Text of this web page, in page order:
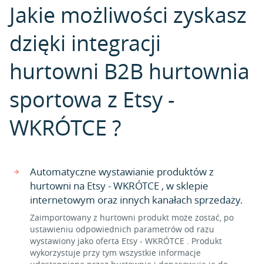
Jakie możliwości zyskasz
dzięki integracji
hurtowni B2B hurtownia
sportowa z Etsy -
WKRÓTCE ?
Automatyczne wystawianie produktów z
hurtowni na Etsy - WKRÓTCE , w sklepie
internetowym oraz innych kanałach sprzedaży.
Zaimportowany z hurtowni produkt może zostać, po
ustawieniu odpowiednich parametrów od razu
wystawiony jako oferta Etsy - WKRÓTCE . Produkt
wykorzystuje przy tym wszystkie informacje